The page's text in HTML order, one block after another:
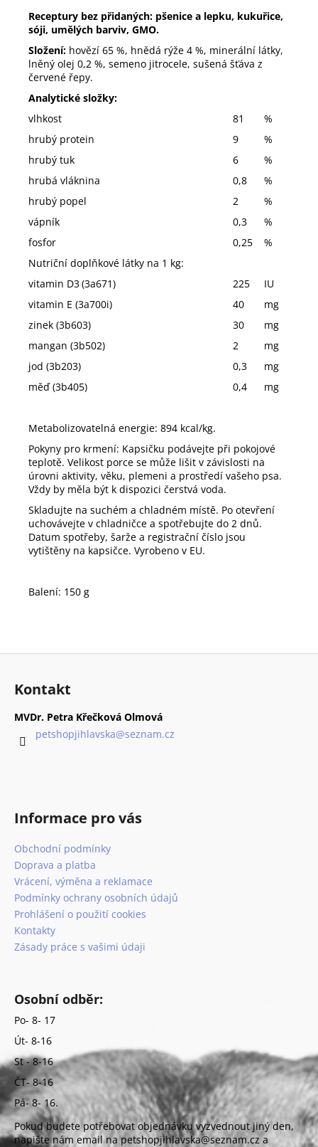
Receptury bez přidaných: pšenice a lepku, kukuřice,
sóji, umělých barviv, GMO.
Složení: hovězí 65 %, hnědá rýže 4 %, minerální látky,
lněný olej 0,2 %, semeno jitrocele, sušená šťáva z
červené řepy.
Analytické složky:
vlhkost
81
%
hrubý protein
9
%
hrubý tuk
6
%
hrubá vláknina
0,8
%
hrubý popel
2
%
vápník
0,3
%
fosfor
0,25
%
Nutriční doplňkové látky na 1 kg:
vitamin D3(3a671) 225
IU
vitamin E (3a700i)
40
mg
zinek (3b603)
30
mg
mangan (3b502)
2
mg
jod (3b203)
0,3
mg
měď (3b405)
0,4 mg
Metabolizovatelná energie: 894 kcal/kg.
Pokyny pro krmení: Kapsičku podávejte při pokojové
teplotě. Velikost porce se může lišit v závislosti na
úrovni aktivity, věku, plemeni a prostředí vašeho psa.
Vždy by měla být k dispozici čerstvá voda.
Skladujte na suchém a chladném místě. Po otevření
uchovávejte v chladničce a spotřebujte do 2 dnů.
Datum spotřeby, šarže a registrační číslo jsou
vytištěny na kapsičce. Vyrobeno v EU.
Balení: 150 g
Z
Kontakt
MVDr. Petra Křečková Olmová
petshopjihlavska@seznam.cz
Informace pro vás
Obchodní podmínky
Doprava a platba
Vrácení, výměna a reklamace
Podmínky ochrany osobních údajů
Prohlášení o použití cookies
Kontakty
Zásady práce s vašimi údaji
Osobní odběr:
Po- 8- 17
Út- 8-16
St - 8-16
ČT- 8-16
Pá- 8- 16.
Pokud budete potřebovat objednávku vyzvednout jiný den,
napište nám email na petshopjihlavska@seznam.cz a